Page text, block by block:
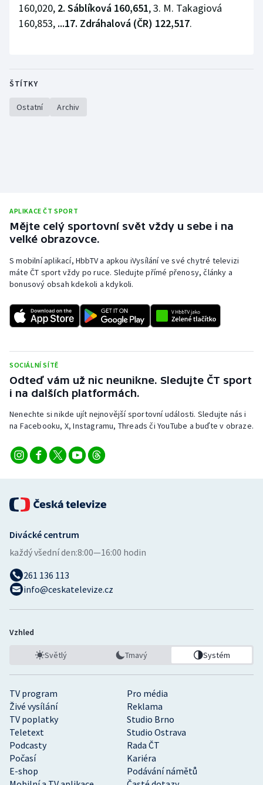
160,020, 2. Sáblíková 160,651, 3. M. Takagiová
160,853, ...17. Zdráhalová (ČR) 122,517.
ŠTÍTKY
Ostatní Archiv
APLIKACE ČT SPORT
Mějte celý sportovní svět vždy u sebe i na
velké obrazovce.
S mobilní aplikací, HbbTV a apkou iVysílání ve své chytré televizi
máte ČT sport vždy po ruce. Sledujte přímé přenosy, články a
bonusový obsah kdekoli a kdykoli.
SOCIÁLNÍ SÍTĚ
Odteď vám už nic neunikne. Sledujte ČT sport
i na dalších platformách.
Nenechte si nikde ujít nejnovější sportovní události. Sledujte nás i
na Facebooku, X, Instagramu, Threads či YouTube a buďte v obraze.
TV program
Pro média
Živé vysílání
Reklama
TV poplatky
Studio Brno
Teletext
Studio Ostrava
Podcasty
Rada ČT
Počasí
Kariéra
E-shop
Podávání námětů
Divácké centrum
každý všední den:8:00—16:00 hodin
261 136 113
info@ceskatelevize.cz
Vzhled
Světlý Tmavý Systém